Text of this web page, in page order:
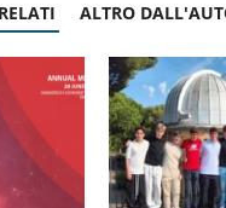
ALTRO